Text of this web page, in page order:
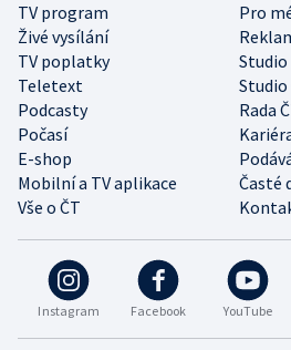
Instagram Facebook YouTube
TV program
Pro
Živé vysílání
TV poplatky
Teletext
Studio
Podcasty
Rada
Počasí
E-shop
Mobilní a TV aplikace
Časté
Vše o ČT